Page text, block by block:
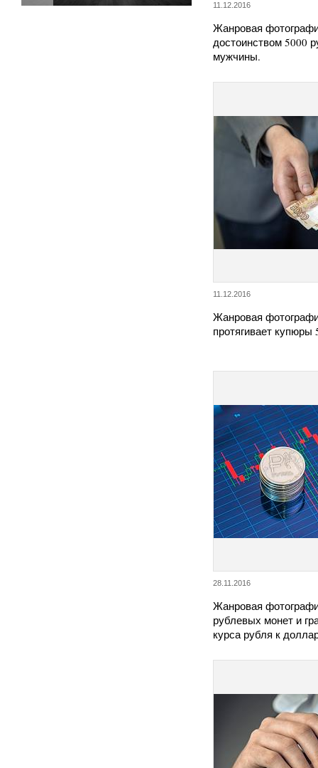
11.12.2016
Жанровая
достоинством 5000
мужчины.
11.12.2016
Жанровая
протягивает купюры
28.11.2016
Жанровая
рублевых монет и
курса рубля к